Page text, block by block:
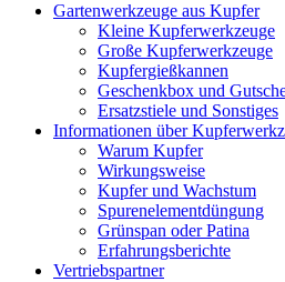
Gartenwerkzeuge aus Kupfer
Kleine Kupferwerkzeuge
Große Kupferwerkzeuge
Kupfergießkannen
Geschenkbox und
Ersatzstiele und Sonstiges
Informationen über
Warum Kupfer
Wirkungsweise
Kupfer und Wachstum
Spurenelementdüngung
Grünspan oder Patina
Erfahrungsberichte
Vertriebspartner